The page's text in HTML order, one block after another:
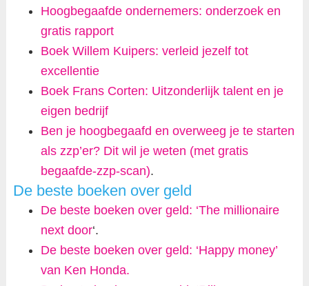
Hoogbegaafde ondernemers: onderzoek en
gratis rapport
Boek Willem Kuipers: verleid jezelf tot
excellentie
Boek Frans Corten: Uitzonderlijk talent en je
eigen bedrijf
Ben je hoogbegaafd en overweeg je te starten
als zzp’er? Dit wil je weten (met gratis
begaafde-zzp-scan).
De beste boeken over geld
De beste boeken over geld: ‘The millionaire
next door‘.
De beste boeken over geld: ‘Happy money’
van Ken Honda.